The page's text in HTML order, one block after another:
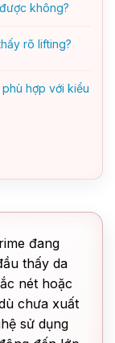
không?
rõ lifting?
hợp với kiểu
đang
thấy da
nét hoặc
chưa xuất
sử dụng